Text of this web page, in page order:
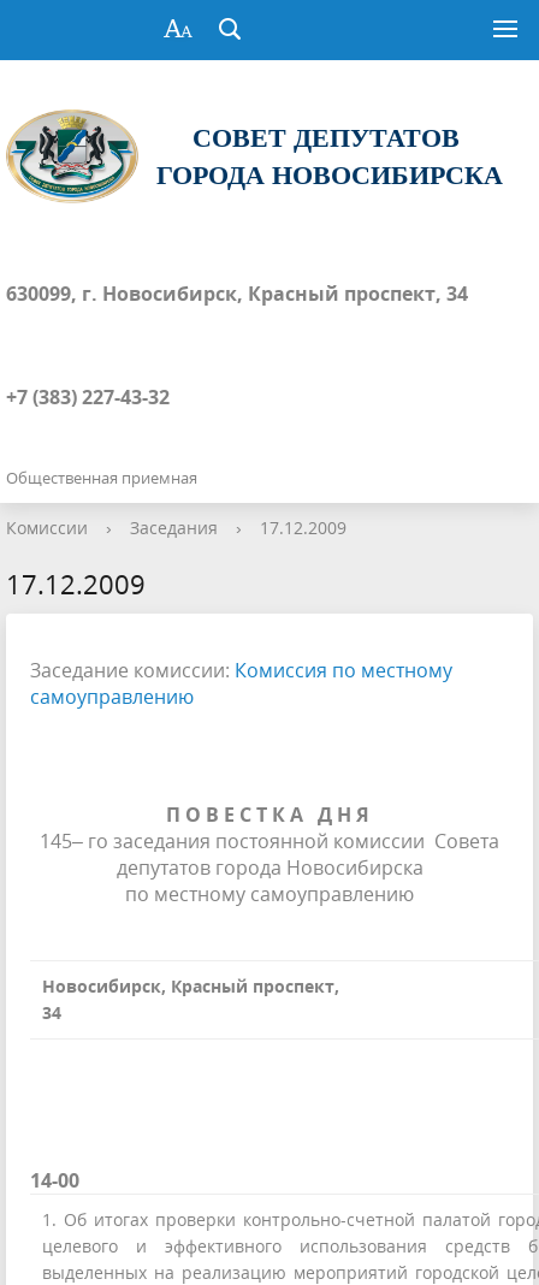
СОВЕТ ДЕПУТАТОВ
ГОРОДА НОВОСИБИРСКА
630099, г. Новосибирск, Красный проспект, 34
+7 (383) 227-43-32
Общественная приемная
Комиссии › Заседания › 17.12.2009
17.12.2009
Заседание комиссии: Комиссия по местному
самоуправлению
П О В Е С Т К АД Н Я
145– го заседания постоянной комиссии Совета
депутатов города Новосибирска
по местному самоуправлению
Новосибирск, Красный проспект,
34
14-00
1. Об итогах проверки контрольно-счетной палатой
целевого и эффективного использования средств
выделенных на реализацию мероприятий городской